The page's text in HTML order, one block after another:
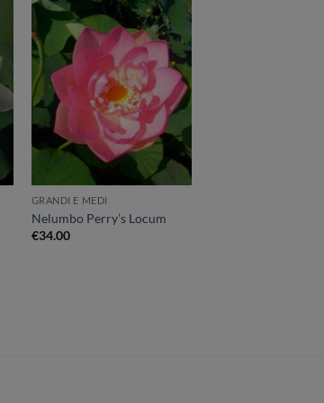
Aggiungi
alla lista
dei
desideri
GRANDI E MEDI
Nelumbo Perry’s Locum
€34.00